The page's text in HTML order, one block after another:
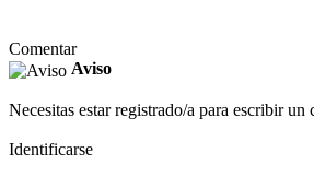
Comentar
Aviso
Necesitas estar registrado/a para escribir un
Identificarse